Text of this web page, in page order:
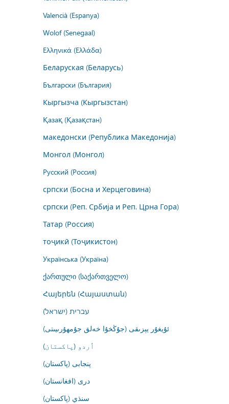
Valencià (Espanya)
Wolof (Senegaal)
Ελληνικά (Ελλάδα)
Беларуская (Беларусь)
Български (България)
Кыргызча (Кыргызстан)
Қазақ (Қазақстан)
македонски (Република Македонија)
Монгол (Монгол)
Русский (Россия)
српски (Босна и Херцеговина)
српски (Реп. Србија и Реп. Црна Гора)
Татар (Россия)
тоҷикӣ (Тоҷикистон)
Українська (Україна)
ქართული (საქართველო)
Հայերեն (Հայաստան)
עברית (ישראל)
ئۇيغۇر يېزىقى (جۇڭخۇا خەلق جۇمھۇرىيىتى)
اُردو (پاکستان)
پنجابی (پاکستان)
درى (افغانستان)
سنڌي (پاکستان)